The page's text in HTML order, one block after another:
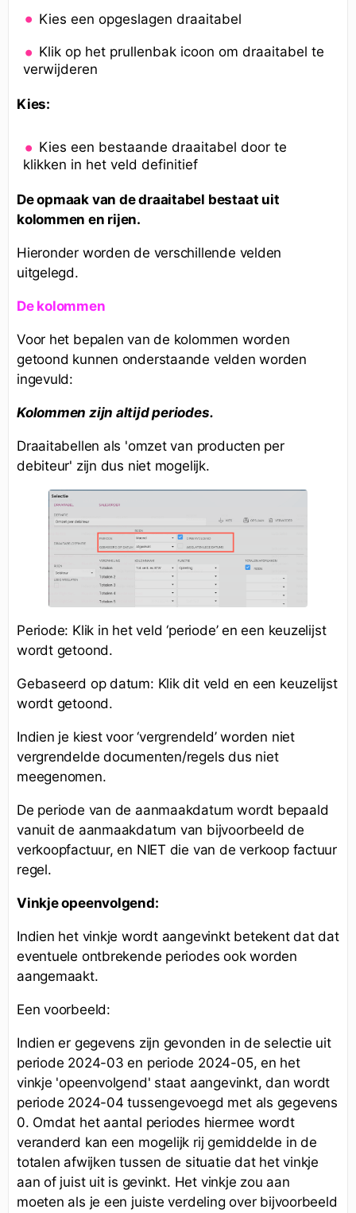
Kies een opgeslagen draaitabel
Klik op het prullenbak icoon om draaitabel te
verwijderen
Kies:
Kies een bestaande draaitabel door te
klikken in het veld definitief
De opmaak van de draaitabel bestaat uit
kolommen en rijen.
Hieronder worden de verschillende velden
uitgelegd.
De kolommen
Voor het bepalen van de kolommen worden
getoond kunnen onderstaande velden worden
ingevuld:
Kolommen zijn altijd periodes.
Draaitabellen als 'omzet van producten per
debiteur' zijn dus niet mogelijk.
Periode: Klik in het veld ‘periode’ en een keuzelijst
wordt getoond.
Gebaseerd op datum: Klik dit veld en een keuzelijst
wordt getoond.
Indien je kiest voor ‘vergrendeld’ worden niet
vergrendelde documenten/regels dus niet
meegenomen.
De periode van de aanmaakdatum wordt bepaald
vanuit de aanmaakdatum van bijvoorbeeld de
verkoopfactuur, en NIET die van de verkoop factuur
regel.
Vinkje opeenvolgend:
Indien het vinkje wordt aangevinkt betekent dat dat
eventuele ontbrekende periodes ook worden
aangemaakt.
Een voorbeeld:
Indien er gegevens zijn gevonden in de selectie uit
periode 2024-03 en periode 2024-05, en het
vinkje 'opeenvolgend' staat aangevinkt, dan wordt
periode 2024-04 tussengevoegd met als gegevens
0. Omdat het aantal periodes hiermee wordt
veranderd kan een mogelijk rij gemiddelde in de
totalen afwijken tussen de situatie dat het vinkje
aan of juist uit is gevinkt. Het vinkje zou aan
moeten als je een juiste verdeling over bijvoorbeeld